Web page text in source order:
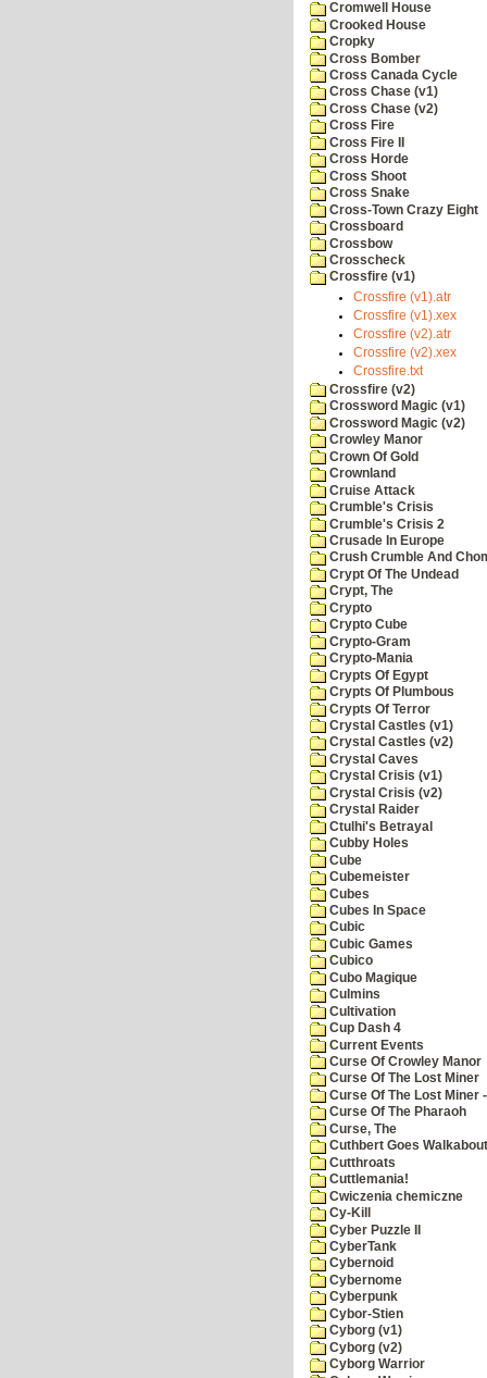
Cromwell House
Crooked House
Cropky
Cross Bomber
Cross Canada Cycle
Cross Chase (v1)
Cross Chase (v2)
Cross Fire
Cross Fire II
Cross Horde
Cross Shoot
Cross Snake
Cross-Town Crazy Eight
Crossboard
Crossbow
Crosscheck
Crossfire (v1)
Crossfire (v1).atr
Crossfire (v1).xex
Crossfire (v2).atr
Crossfire (v2).xex
Crossfire.txt
Crossfire (v2)
Crossword Magic (v1)
Crossword Magic (v2)
Crowley Manor
Crown Of Gold
Crownland
Cruise Attack
Crumble's Crisis
Crumble's Crisis 2
Crusade In Europe
Crush Crumble And
Crypt Of The Undead
Crypt, The
Crypto
Crypto Cube
Crypto-Gram
Crypto-Mania
Crypts Of Egypt
Crypts Of Plumbous
Crypts Of Terror
Crystal Castles (v1)
Crystal Castles (v2)
Crystal Caves
Crystal Crisis (v1)
Crystal Crisis (v2)
Crystal Raider
Ctulhi's Betrayal
Cubby Holes
Cube
Cubemeister
Cubes
Cubes In Space
Cubic
Cubic Games
Cubico
Cubo Magique
Culmins
Cultivation
Cup Dash 4
Current Events
Curse Of Crowley Manor
Curse Of The Lost Miner
Curse Of The Lost Miner
Curse Of The Pharaoh
Curse, The
Cuthbert Goes Walkabout
Cutthroats
Cuttlemania!
Cwiczenia chemiczne
Cy-Kill
Cyber Puzzle II
CyberTank
Cybernoid
Cybernome
Cyberpunk
Cybor-Stien
Cyborg (v1)
Cyborg (v2)
Cyborg Warrior